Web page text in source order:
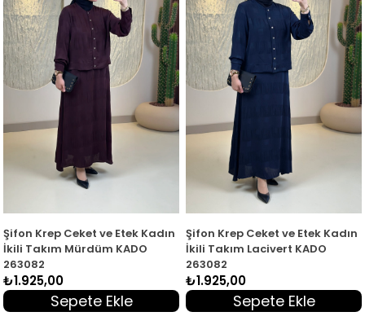
Şifon Krep Ceket ve Etek Kadın
İkili Takım Mürdüm KADO
263082
₺1.925,00
Sepete Ekle
Şifon Krep Ceket ve Etek Kadın
İkili Takım Lacivert KADO
263082
₺1.925,00
Sepete Ekle